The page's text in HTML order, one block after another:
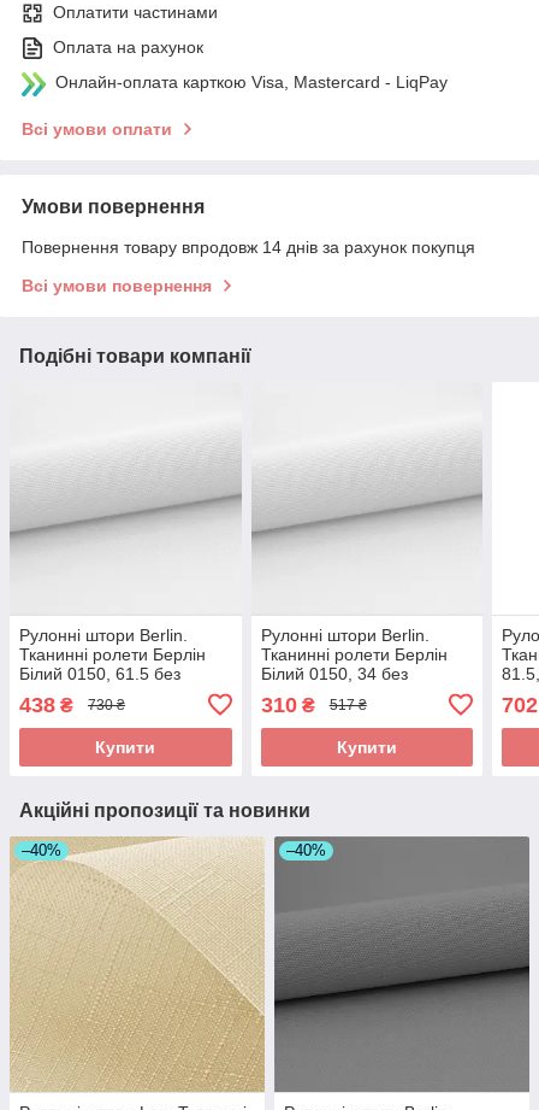
Оплатити частинами
Оплата на рахунок
Онлайн-оплата карткою Visa, Mastercard - LiqPay
Всі умови оплати
Умови повернення
Повернення товару впродовж 14 днів за рахунок покупця
Всі умови повернення
Подібні товари компанії
Рулонні штори Berlin.
Тканинні ролети Берлін
Білий 0150, 61.5 без
438 ₴ 730 ₴
Купити
Рулонні штори Berlin.
Тканинні ролети Берлін
Білий 0150, 34 без
310₴ 517 ₴
Купити
702
Акційні пропозиції та новинки
–40% –40%